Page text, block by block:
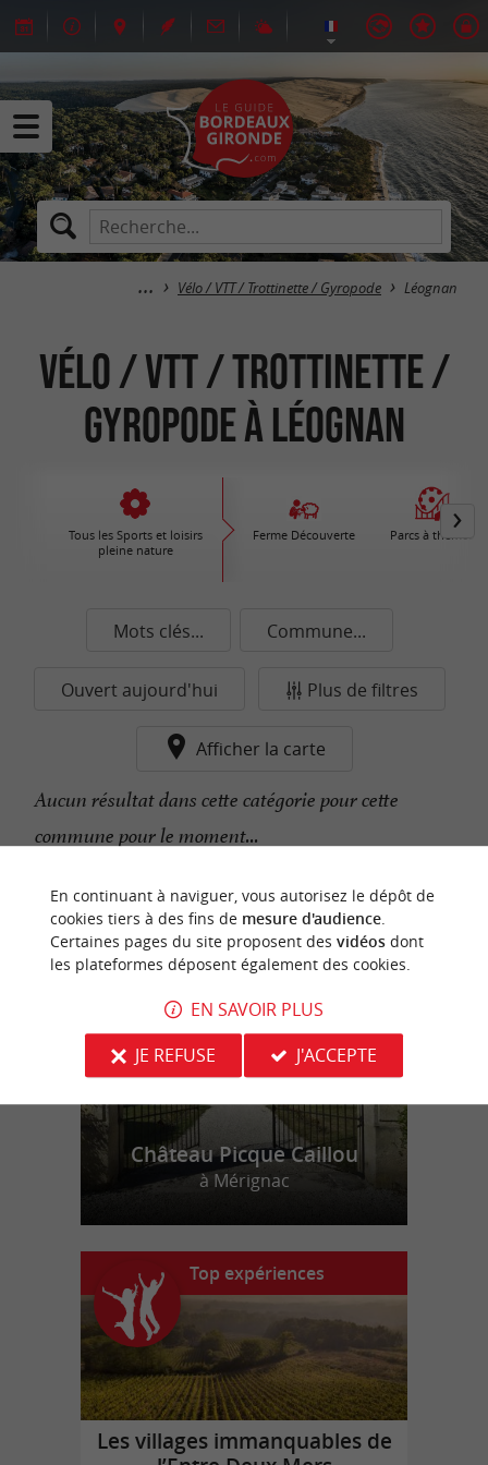
Vélo / VTT / Trottinette / Gyropode Léognan
Vélo / VTT / Trottinette /
Gyropode à Léognan
Tous les Sports et loisirs
pleine nature
Ferme Découverte Parcs à thèmes
Mots clés... Commune...
Ouvert aujourd'hui Plus de filtres
Afficher la carte
Aucun résultat dans cette catégorie pour cette
commune pour le moment...
n
o
t
r
e
c
o
u
p
d
e
c
o
e
u
r
Château Picque Caillou
à Mérignac
Top expériences
Les villages immanquables de
En continuant à naviguer, vous autorisez le dépôt de
cookies tiers à des fins de mesure d'audience.
Certaines pages du site proposent des vidéosdont
les plateformes déposent également des cookies.
EN SAVOIR PLUS
JE REFUSE
J'ACCEPTE